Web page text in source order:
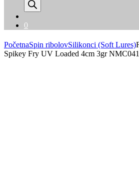
0
PočetnaSpin ribolovSilikonci (Soft Lures)
Spikey Fry UV Loaded 4cm 3gr NMC041